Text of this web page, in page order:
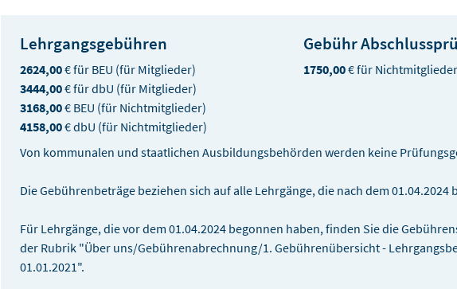
Lehrgangs­gebühren
2624,00€ für BEU (für Mitglieder)
3444,00€ für dbU (für Mitglieder)
3168,00€ BEU (für Nichtmitglieder)
4158,00€ dbU (für Nichtmitglieder)
Gebühr
1750,00€ für Nichtmitglieder
Von kommunalen und staatlichen Ausbildungsbehörden werden keine
Die Gebührenbeträge beziehen sich auf alle Lehrgänge, die nach dem 01.04.2024
Für Lehrgänge, die vor dem 01.04.2024 begonnen haben, finden Sie die
der Rubrik "Über uns/Gebührenabrechnung/1. Gebührenübersicht -
01.01.2021".